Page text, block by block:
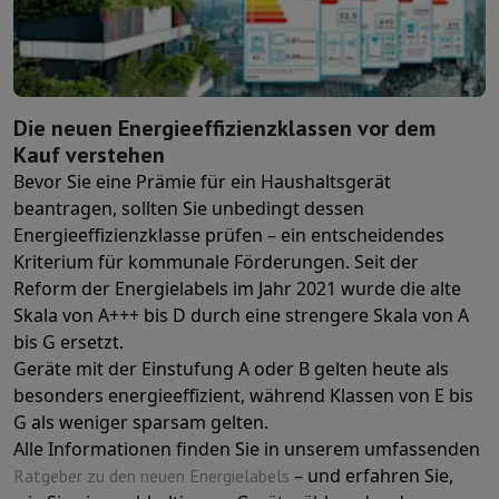
Fernsehen & Audio
FernseherAlle FernseherFernseher Samsung TV LGTV SonyTV
Periphere Geräte HeimkinoSoundbarDVD- & Blu-ray-Player
Kopfhörer & OhrhörerAlle KopfhörerApple AirPods In-Ear
Unterwegs Tragbarer DVD-Player
Heim-AudioHifi-AnlageVerstärker PlattenspielerCD-Spieler
Halterungen Alle MedienTV-MöbelTV-StänderStänder für
ZubehörAudio- & VideokabelAudio ZubehörTV-Zubehör
Fotografie & Video
DigitalkameraSpiegelreflexkameraHybrid-KameraHigh Zoom-
Beliebte Marken Nikon Kamera Sony Kamera
Sofortbildkameras
GoProGoPro-KamerasGoPro Zubehör
VideoAction CamCamcorder
Zubehör für SpiegelreflexkamerasObjektiv
ZubehörSpeicherkarte KabelZubehör Action CamStative &
Schutz- & Transporttaschen Für Kameras
Die neuen Energieeffizienzklassen vor dem
Kauf verstehen
Bevor Sie eine Prämie für ein Haushaltsgerät
beantragen, sollten Sie unbedingt dessen
Energieeffizienzklasse prüfen – ein entscheidendes
Kriterium für kommunale Förderungen. Seit der
Reform der Energielabels im Jahr 2021 wurde die alte
Skala von A+++ bis D durch eine strengere Skala von A
bis G ersetzt.
Geräte mit der Einstufung A oder B gelten heute als
besonders energieeffizient, während Klassen von E bis
G als weniger sparsam gelten.
Alle Informationen finden Sie in unserem umfassenden
Ratgeber zu den neuen Energielabels – und erfahren Sie,